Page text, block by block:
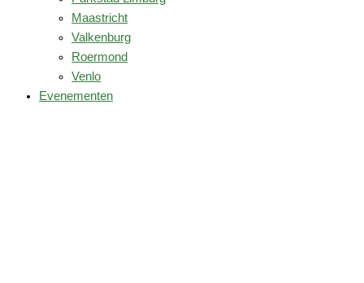
Maastricht
Valkenburg
Roermond
Venlo
Evenementen